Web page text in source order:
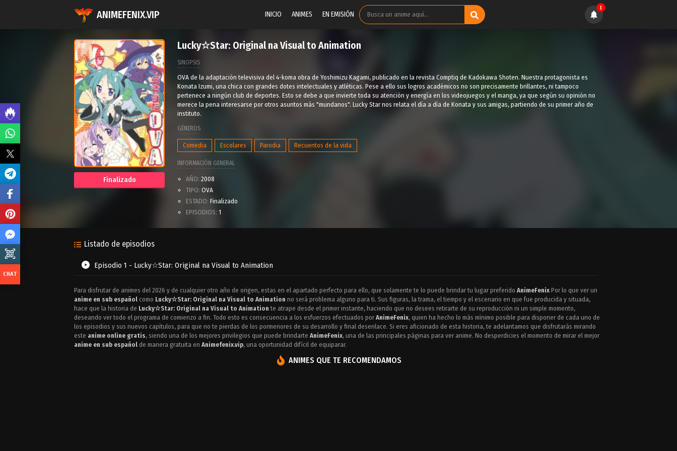
ANIMEFENIX.VIP INICIO ANIMES EN EMISIÓN
1
Finalizado
Lucky☆Star: Original na Visual to Animation
SINOPSIS
OVA de la adaptación televisiva del 4-koma obra de Yoshimizu Kagami, publicado en la revista Comptiq de Kadokawa Shoten. Nuestra protagonista es
Konata Izumi, una chica con grandes dotes intelectuales y atléticas. Pese a ello sus logros académicos no son precisamente brillantes, ni tampoco
pertenece a ningún club de deportes. Esto se debe a que invierte toda su atención y energía en los videojuegos y el manga, ya que según su opinión no
merece la pena interesarse por otros asuntos más "mundanos". Lucky Star nos relata el día a día de Konata y sus amigas, partiendo de su primer año de
instituto.
GÉNEROS
Comedia Escolares Parodia Recuentos de la vida
INFORMACIÓN GENERAL
AÑO: 2008
TIPO: OVA
ESTADO: Finalizado
EPISODIOS: 1
Listado de episodios
Episodio 1 - Lucky☆Star: Original na Visual to Animation
Para disfrutar de animes del 2026 y de cualquier otro año de origen, estas en el apartado perfecto para ello, que solamente te lo puede brindar tu lugar preferido AnimeFenix Por lo que ver un
anime en sub español como Lucky☆Star: Original na Visual to Animation no será problema alguno para ti. Sus figuras, la trama, el tiempo y el escenario en que fue producida y situada,
hace que la historia de Lucky☆Star: Original na Visual to Animation te atrape desde el primer instante, haciendo que no desees retirarte de su reproducción ni un simple momento,
deseando ver todo el programa de comienzo a fin. Todo esto es consecuencia a los esfuerzos efectuados por AnimeFenix, quien ha hecho lo más mínimo posible para disponer de cada uno de
los episodios y sus nuevos capítulos, para que no te pierdas de los pormenores de su desarrollo y final desenlace. Si eres aficionado de esta historia, te adelantamos que disfrutarás mirando
este anime online gratis, siendo una de los mejores privilegios que puede brindarte AnimeFenix, una de las principales páginas para ver anime. No desperdicies el momento de mirar el mejor
anime en sub español de manera gratuita en Animefenix.vip, una oportunidad difícil de equiparar.
ANIMES QUE TE RECOMENDAMOS